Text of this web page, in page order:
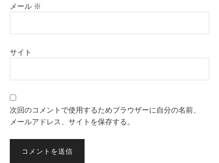
メール ※
サイト
次回のコメントで使用するためブラウザーに自分の名前、
メールアドレス、サイトを保存する。